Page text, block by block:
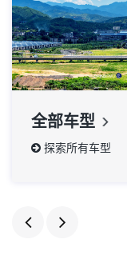
全部车型
探索所有车型